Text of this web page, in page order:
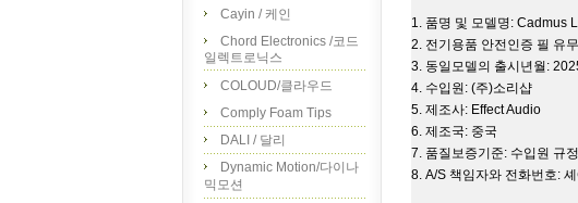
Cayin / 케인
Chord Electronics /코드
일렉트로닉스
COLOUD/클라우드
Comply Foam Tips
DALI / 달리
Dynamic Motion/다이나
믹모션
1. 품명 및 모델명: Cadmus
2. 전기용품 안전인증 필 유
3. 동일모델의 출시년월:
4. 수입원: (주)소리샵
5. 제조사: Effect Audio
6. 제조국: 중국
7. 품질보증기준: 수입원 규
8. A/S 책임자와 전화번호: